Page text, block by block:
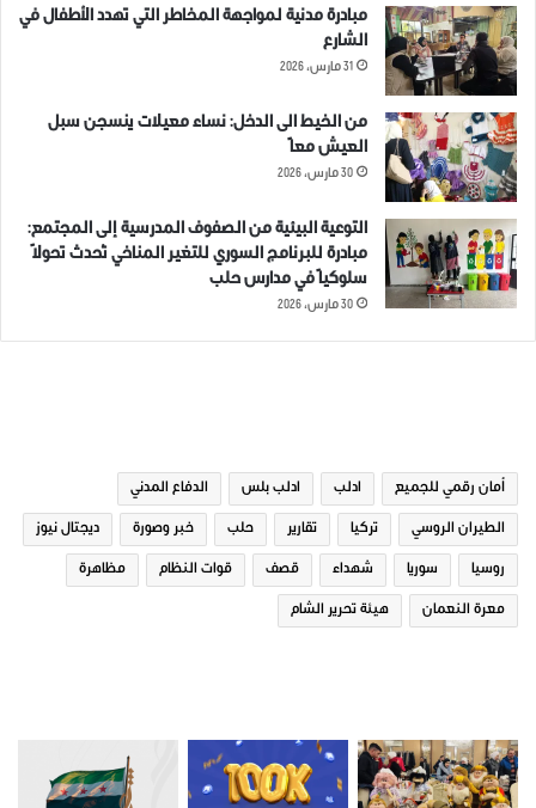
مبادرة مدنية لمواجهة المخاطر التي تهدد الأطفال في
الشارع
31 مارس، 2026
من الخيط الى الدخل: نساء معيلات ينسجن سبل
العيش معاً
30 مارس، 2026
التوعية البيئية من الصفوف المدرسية إلى المجتمع:
مبادرة للبرنامج السوري للتغير المناخي تُحدث تحولاً
سلوكياً في مدارس حلب
30 مارس، 2026
أمان رقمي للجميع ادلب ادلب بلس الدفاع المدني
الطيران الروسي تركيا تقارير حلب خبر وصورة ديجتال نيوز
روسيا سوريا شهداء قصف قوات النظام مظاهرة
معرة النعمان هيئة تحرير الشام